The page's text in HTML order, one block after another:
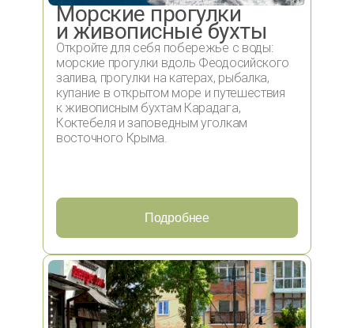
Морские прогулки
и живописные бухты
Откройте для себя побережье с воды:
морские прогулки вдоль Феодосийского
залива, прогулки на катерах, рыбалка,
купание в открытом море и путешествия
к живописным бухтам Карадага,
Коктебеля и заповедным уголкам
восточного Крыма.
Подробнее